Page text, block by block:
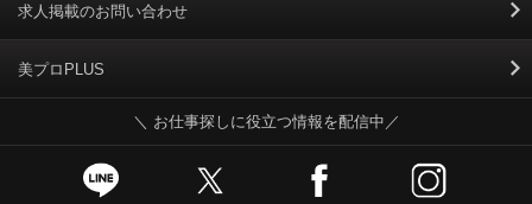
掲載規約
個人情報保護ポリシー
個人情報のお取り扱いについて
Cookieポリシー
求人掲載のお問い合わせ
美プロPLUS
＼ お仕事探しに役立つ情報を配信中／